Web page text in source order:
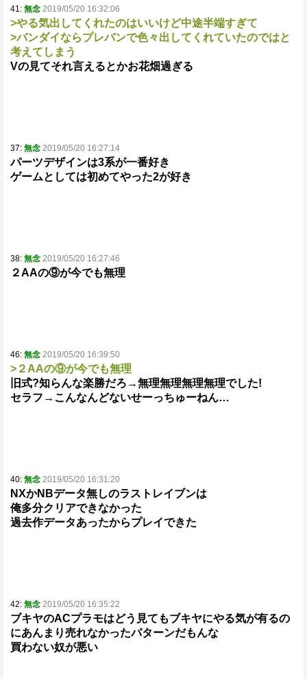
41: 無念 2019/05/20 16:32:06
>やる気出してくれたのはいいけど中途半端すぎて
>バンダイならプレバンで色々出してくれていたのではと
考えてしまう
Vの見てそれ言えるとかお花畑過ぎる
37: 無念 2019/05/20 16:27:14
パーツデザインは3系が一番好き
ゲームとしては初めてやった2が好き
38: 無念 2019/05/20 16:27:46
２AAの⑨が今でも無理
46: 無念 2019/05/20 16:39:50
>２AAの⑨が今でも無理
旧式?知らんな楽勝だろ→無理無理無理無理でした!
セラフ→こんなんどないせーっちゅーねん…
40: 無念 2019/05/20 16:31:20
NXかNBデータ無しのラストレイブンは
俺多分クリアできなかった
過去作データあったからプレイできた
42: 無念 2019/05/20 16:35:22
ブキヤのACプラモはどう見てもブキヤにやる気が有るの
にあんまり売れなかったパターンだもんな
買わない奴が悪い